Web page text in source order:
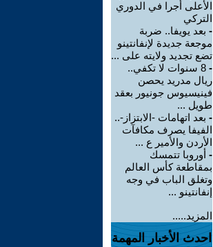
الأعلى أجرا في الدوري
التركي
- بعد يويفا.. ضربة
موجعة جديدة لإنفانتينو
تضع تجديد ولايته على ...
-
8 سنوات لا تكفي..
ريال مدريد يحصن
فينيسيوس جونيور بعقد
طويل ...
- بعد اتهامات -الابتزاز-..
الفيفا يصرف مكافآت
الأردن والأمير ع ...
- أوروبا تتمسك
بمقاطعة كأس العالم
وتغلق الباب في وجه
إنفانتينو ...
المزيد.....
احدث الأخبار المهمة